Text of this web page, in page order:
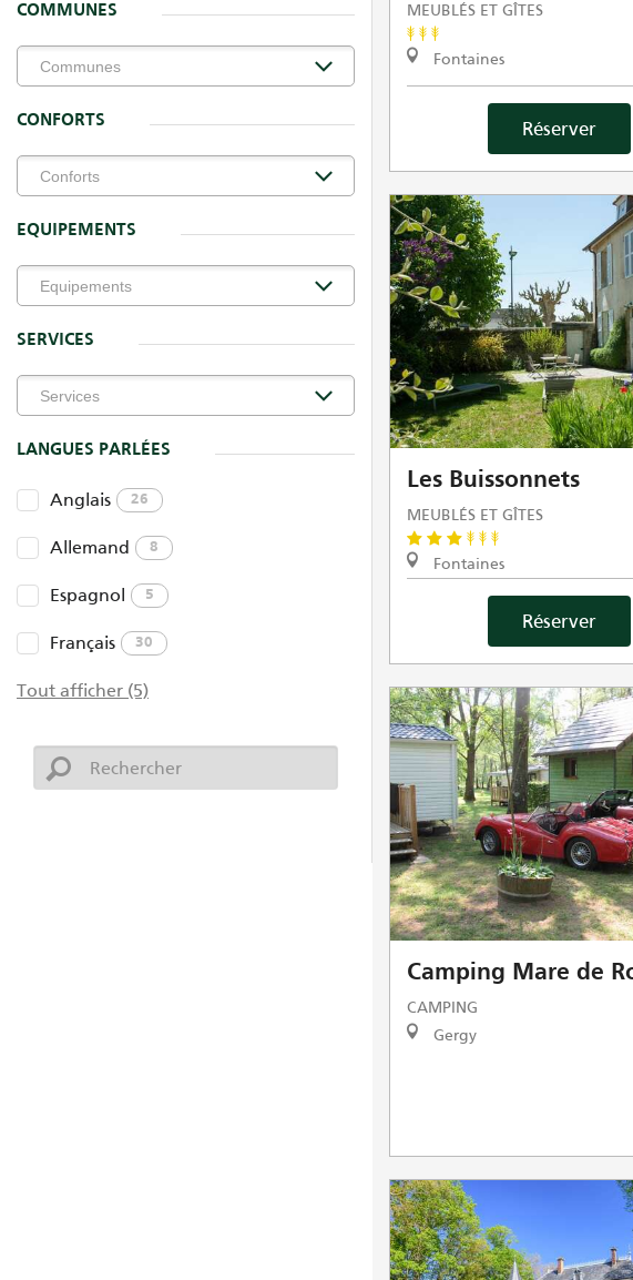
COMMUNES
CONFORTS
EQUIPEMENTS
SERVICES
LANGUES PARLÉES
Anglais 26
Allemand 8
Espagnol 5
Français 30
Tout afficher (5)
MEUBLÉS ET GÎTES
Fontaines
Réserver
Les Buissonnets
MEUBLÉS ET GÎTES
Fontaines
Réserver
Camping Mare de
CAMPING
Gergy